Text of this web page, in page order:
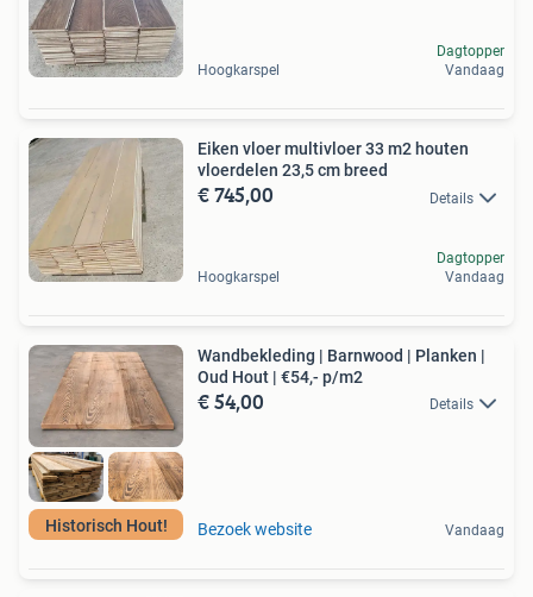
Hoogkarspel
Dagtopper
Vandaag
Eiken vloer multivloer 33 m2 houten
vloerdelen 23,5 cm breed
€ 745,00 Details
Hoogkarspel
Dagtopper
Vandaag
Historisch Hout!
Wandbekleding | Barnwood | Planken |
Oud Hout | €54,- p/m2
€ 54,00 Details
Bezoek website Vandaag